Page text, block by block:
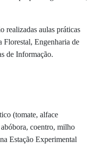
realizadas aulas práticas
Florestal, Engenharia de
de Informação.
(tomate, alface
coentro, milho
Estação Experimental